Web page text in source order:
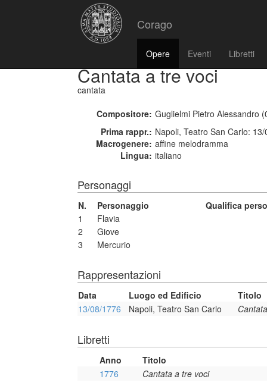
Corago
Opere Eventi Libretti
Cantata a tre voci
cantata
Compositore: Guglielmi Pietro Alessandro
Prima rappr.: Napoli, Teatro San Carlo:
Macrogenere: affine melodramma
Lingua: italiano
Personaggi
N. Personaggio
Qualifica
1
Flavia
2
Giove
3
Mercurio
Rappresentazioni
Data Luogo ed Edificio
Titolo
13/08/1776
Napoli, Teatro San Carlo
Libretti
Anno
Titolo
1776
Cantata a tre voci